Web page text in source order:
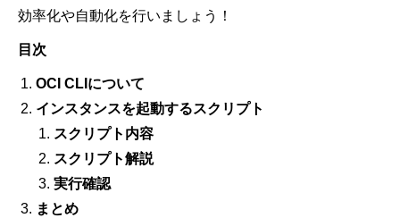
効率化や自動化を行いましょう！
目次
OCI CLI について
インスタンスを起動するスクリプト
スクリプト内容
スクリプト解説
実行確認
まとめ